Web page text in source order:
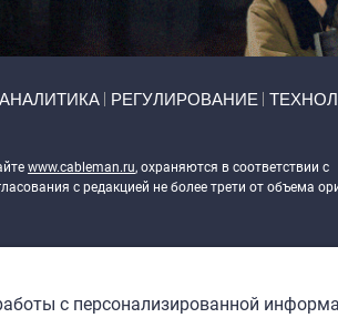
АНАЛИТИКА РЕГУЛИРОВАНИЕ
www.cableman.ru, охраняются в соответствии с
с редакцией не более трети от объема
с персонализированной